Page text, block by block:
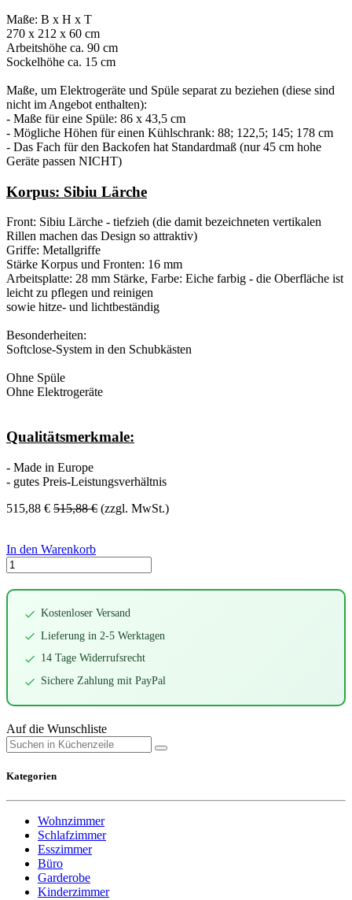
Maße: B x H x T
270 x 212 x 60 cm
Arbeitshöhe ca. 90 cm
Sockelhöhe ca. 15 cm
Maße, um Elektrogeräte und Spüle separat zu beziehen (diese sind
nicht im Angebot enthalten):
- Maße für eine Spüle: 86 x 43,5 cm
- Mögliche Höhen für einen Kühlschrank: 88; 122,5; 145; 178 cm
- Das Fach für den Backofen hat Standardmaß (nur 45 cm hohe
Geräte passen NICHT)
Korpus: Sibiu Lärche
Front: Sibiu Lärche - tiefzieh (die damit bezeichneten vertikalen
Rillen machen das Design so attraktiv)
Griffe: Metallgriffe
Stärke Korpus und Fronten: 16 mm
Arbeitsplatte: 28 mm Stärke, Farbe: Eiche farbig - die Oberfläche ist
leicht zu pflegen und reinigen
sowie hitze- und lichtbeständig
Besonderheiten:
Softclose-System in den Schubkästen
Ohne Spüle
Ohne Elektrogeräte
Qualitätsmerkmale:
- Made in Europe
- gutes Preis-Leistungsverhältnis
515,88 € 515,88€ (zzgl. MwSt.)
In den Warenkorb
Kostenloser Versand
Lieferung in 2-5 Werktagen
14 Tage Widerrufsrecht
Sichere Zahlung mit PayPal
Auf die Wunschliste
Kategorien
Wohnzimmer
Schlafzimmer
Esszimmer
Büro
Garderobe
Kinderzimmer